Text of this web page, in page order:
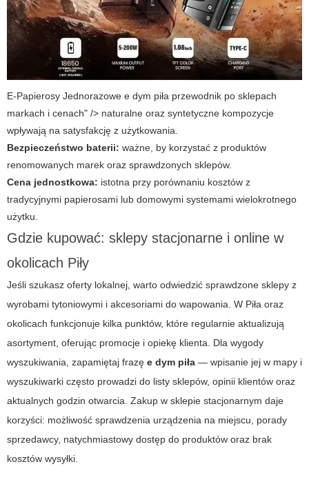
E-Papierosy Jednorazowe e dym piła przewodnik po sklepach
markach i cenach" /> naturalne oraz syntetyczne kompozycje
wpływają na satysfakcję z użytkowania.
Bezpieczeństwo baterii: ważne, by korzystać z produktów
renomowanych marek oraz sprawdzonych sklepów.
Cena jednostkowa: istotna przy porównaniu kosztów z
tradycyjnymi papierosami lub domowymi systemami wielokrotnego
użytku.
Gdzie kupować: sklepy stacjonarne i online w
okolicach Piły
Jeśli szukasz oferty lokalnej, warto odwiedzić sprawdzone sklepy z
wyrobami tytoniowymi i akcesoriami do wapowania. W Piła oraz
okolicach funkcjonuje kilka punktów, które regularnie aktualizują
asortyment, oferując promocje i opiekę klienta. Dla wygody
wyszukiwania, zapamiętaj frazę e dym piła — wpisanie jej w mapy i
wyszukiwarki często prowadzi do listy sklepów, opinii klientów oraz
aktualnych godzin otwarcia. Zakup w sklepie stacjonarnym daje
korzyści: możliwość sprawdzenia urządzenia na miejscu, porady
sprzedawcy, natychmiastowy dostęp do produktów oraz brak
kosztów wysyłki.